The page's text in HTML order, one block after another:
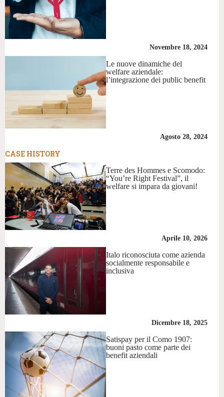
Novembre 18, 2024
Le nuove dinamiche del
welfare aziendale:
l’integrazione dei public benefit
Agosto 28, 2024
CASE HISTORY
Terre des Hommes e Scomodo:
“You’re Right Festival”, il
welfare si impara da giovani!
Aprile 10, 2026
Italo riconosciuta come azienda
socialmente responsabile e
inclusiva
Dicembre 18, 2025
Satispay per il Como 1907:
buoni pasto come parte dei
benefit aziendali